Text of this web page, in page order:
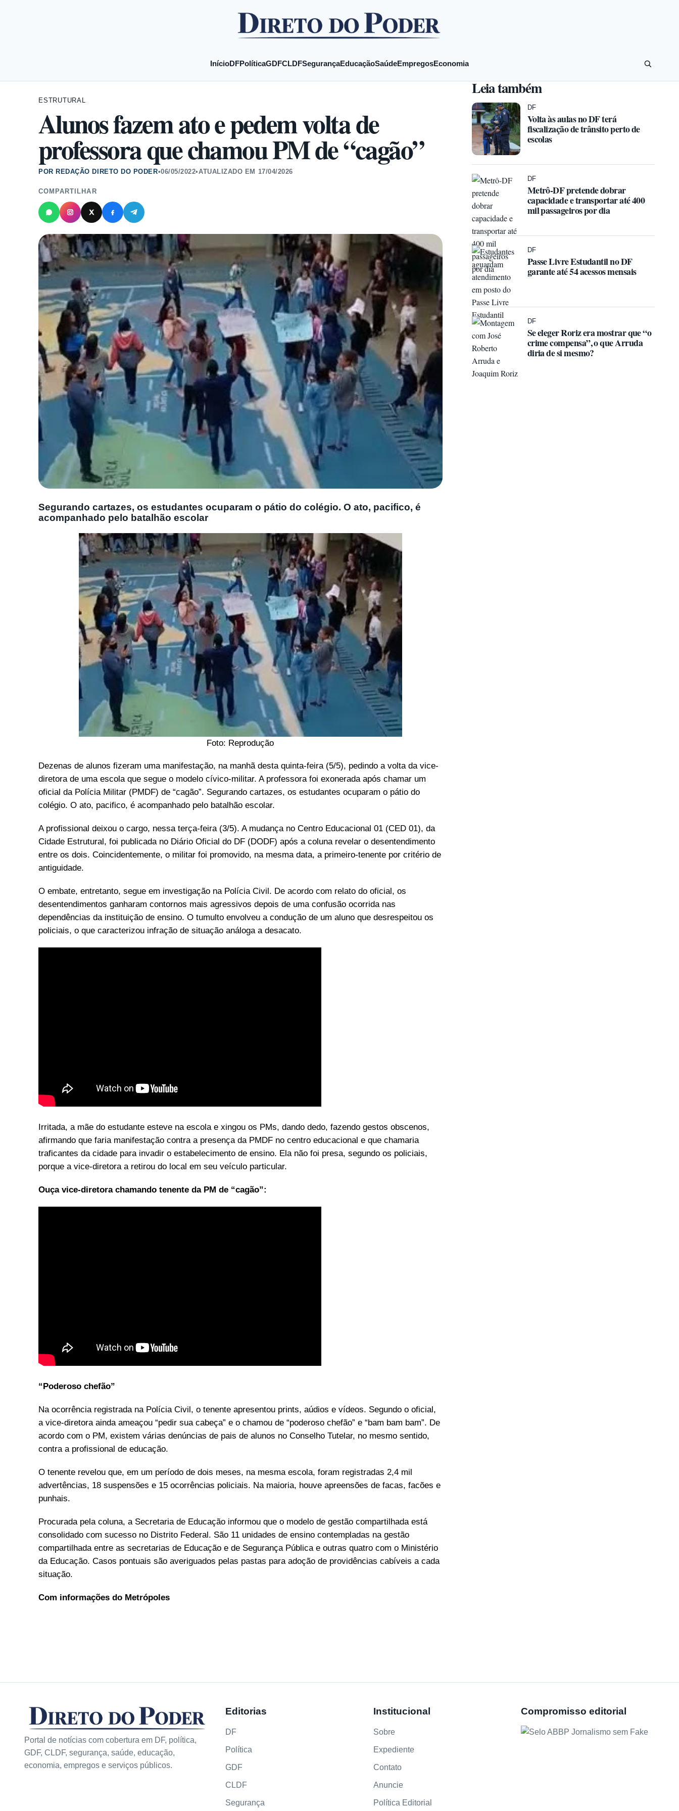
InícioDFPolíticaGDFCLDFSegurançaEducaçãoSaúdeEmpregosEconomia
ESTRUTURAL
Alunos fazem ato e pedem volta de
professora que chamou PM de “cagão”
POR REDAÇÃO DIRETO DO PODER•06/05/2022•ATUALIZADO EM 17/04/2026
COMPARTILHAR
Segurando cartazes, os estudantes ocuparam o pátio do colégio. O ato, pacifico, é
acompanhado pelo batalhão escolar
Foto: Reprodução
Dezenas de alunos fizeram uma manifestação, na manhã desta quinta-feira (5/5), pedindo a volta da vice-
diretora de uma escola que segue o modelo cívico-militar. A professora foi exonerada após chamar um
oficial da Polícia Militar (PMDF) de “cagão”. Segurando cartazes, os estudantes ocuparam o pátio do
colégio. O ato, pacifico, é acompanhado pelo batalhão escolar.
A profissional deixou o cargo, nessa terça-feira (3/5). A mudança no Centro Educacional 01 (CED 01), da
Cidade Estrutural, foi publicada no Diário Oficial do DF (DODF) após a coluna revelar o desentendimento
entre os dois. Coincidentemente, o militar foi promovido, na mesma data, a primeiro-tenente por critério de
antiguidade.
O embate, entretanto, segue em investigação na Polícia Civil. De acordo com relato do oficial, os
desentendimentos ganharam contornos mais agressivos depois de uma confusão ocorrida nas
dependências da instituição de ensino. O tumulto envolveu a condução de um aluno que desrespeitou os
policiais, o que caracterizou infração de situação análoga a desacato.
Irritada, a mãe do estudante esteve na escola e xingou os PMs, dando dedo, fazendo gestos obscenos,
afirmando que faria manifestação contra a presença da PMDF no centro educacional e que chamaria
traficantes da cidade para invadir o estabelecimento de ensino. Ela não foi presa, segundo os policiais,
porque a vice-diretora a retirou do local em seu veículo particular.
Ouça vice-diretora chamando tenente da PM de “cagão”:
“Poderoso chefão”
Na ocorrência registrada na Polícia Civil, o tenente apresentou prints, aúdios e vídeos. Segundo o oficial,
a vice-diretora ainda ameaçou “pedir sua cabeça” e o chamou de “poderoso chefão” e “bam bam bam”. De
acordo com o PM, existem várias denúncias de pais de alunos no Conselho Tutelar, no mesmo sentido,
contra a profissional de educação.
O tenente revelou que, em um período de dois meses, na mesma escola, foram registradas 2,4 mil
advertências, 18 suspensões e 15 ocorrências policiais. Na maioria, houve apreensões de facas, facões e
punhais.
Procurada pela coluna, a Secretaria de Educação informou que o modelo de gestão compartilhada está
consolidado com sucesso no Distrito Federal. São 11 unidades de ensino contempladas na gestão
compartilhada entre as secretarias de Educação e de Segurança Pública e outras quatro com o Ministério
da Educação. Casos pontuais são averiguados pelas pastas para adoção de providências cabíveis a cada
situação.
Com informações do Metrópoles
Leia também
DF
Volta às aulas no DF terá
fiscalização de trânsito perto de
escolas
DF
Metrô-DF pretende dobrar
capacidade e transportar até 400
mil passageiros por dia
DF
Passe Livre Estudantil no DF
garante até 54 acessos mensais
DF
Se eleger Roriz era mostrar que “o
crime compensa”, o que Arruda
diria de si mesmo?
Portal de notícias com cobertura em DF, política,
GDF, CLDF, segurança, saúde, educação,
economia, empregos e serviços públicos.
Editorias
DF
Política
GDF
CLDF
Segurança
Institucional
Sobre
Expediente
Contato
Anuncie
Política Editorial
Compromisso editorial